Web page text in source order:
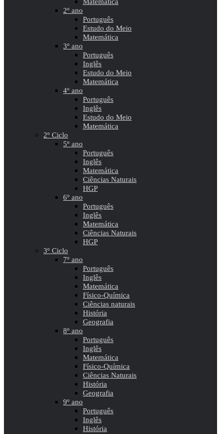
2º ano
Português
Estudo do Meio
Matemática
3º ano
Português
Inglês
Estudo do Meio
Matemática
4º ano
Português
Inglês
Estudo do Meio
Matemática
2º Ciclo
5º ano
Português
Inglês
Matemática
Ciências Naturais
HGP
6º ano
Português
Inglês
Matemática
Ciências Naturais
HGP
3º Ciclo
7º ano
Português
Inglês
Matemática
Físico-Química
Ciências naturais
História
Geografia
8º ano
Português
Inglês
Matemática
Físico-Química
Ciências Naturais
História
Geografia
9º ano
Português
Inglês
História